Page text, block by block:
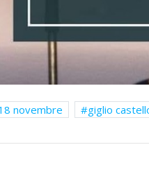
novembre giglio